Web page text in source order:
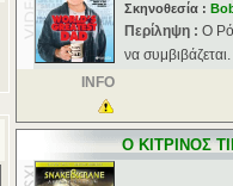
Σκηνοθεσία :
Περίληψη : O
να
INFO
O KΙΤΡΙΝΟΣ